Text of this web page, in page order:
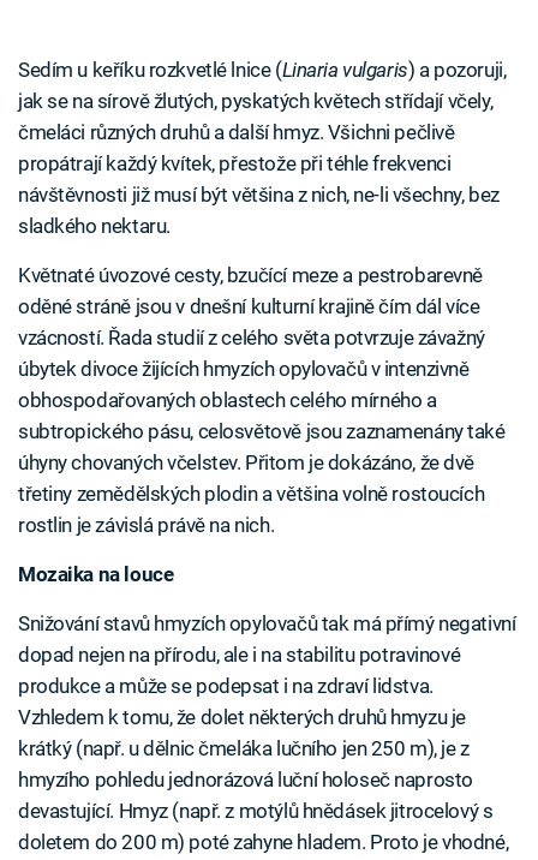
Sedím u keříku rozkvetlé lnice (Linaria vulgaris) a pozoruji,
jak se na sírově žlutých, pyskatých květech střídají včely,
čmeláci různých druhů a další hmyz. Všichni pečlivě
propátrají každý kvítek, přestože při téhle frekvenci
návštěvnosti již musí být většina z nich, ne-li všechny, bez
sladkého nektaru.
Květnaté úvozové cesty, bzučící meze a pestrobarevně
oděné stráně jsou v dnešní kulturní krajině čím dál více
vzácností. Řada studií z celého světa potvrzuje závažný
úbytek divoce žijících hmyzích opylovačů v intenzivně
obhospodařovaných oblastech celého mírného a
subtropického pásu, celosvětově jsou zaznamenány také
úhyny chovaných včelstev. Přitom je dokázáno, že dvě
třetiny zemědělských plodin a většina volně rostoucích
rostlin je závislá právě na nich.
Mozaika na louce
Snižování stavů hmyzích opylovačů tak má přímý negativní
dopad nejen na přírodu, ale i na stabilitu potravinové
produkce a může se podepsat i na zdraví lidstva.
Vzhledem k tomu, že dolet některých druhů hmyzu je
krátký (např. u dělnic čmeláka lučního jen 250 m), je z
hmyzího pohledu jednorázová luční holoseč naprosto
devastující. Hmyz (např. z motýlů hnědásek jitrocelový s
doletem do 200 m) poté zahyne hladem. Proto je vhodné,